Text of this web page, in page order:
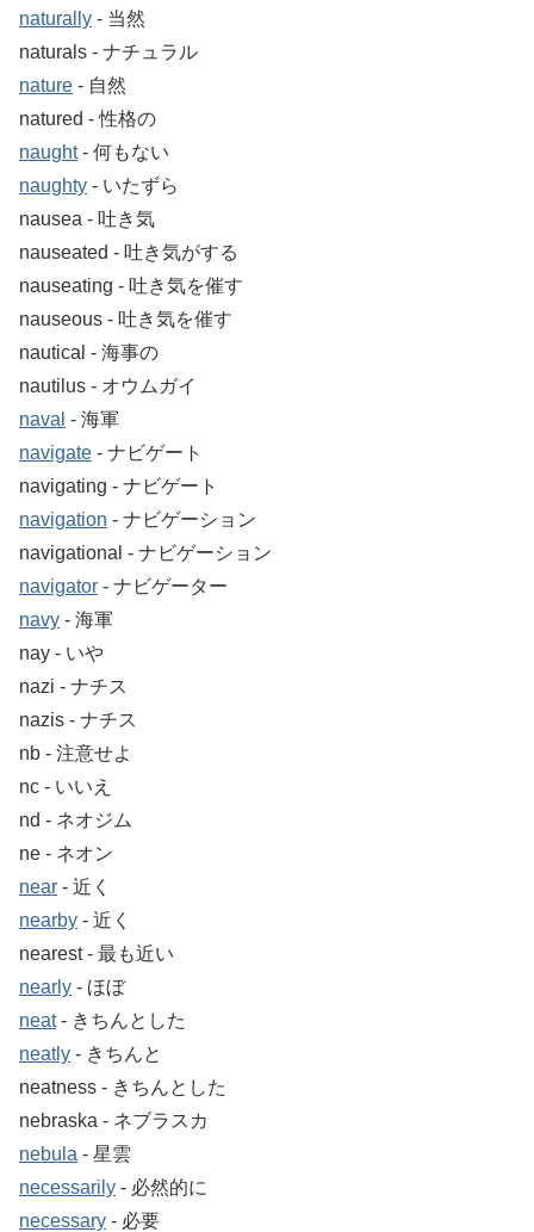
naturally ‐ 当然
naturals ‐ ナチュラル
nature ‐ 自然
natured ‐ 性格の
naught‐ 何もない
naughty ‐ いたずら
nausea ‐ 吐き気
nauseated ‐ 吐き気がする
nauseating ‐ 吐き気を催す
nauseous ‐ 吐き気を催す
nautical ‐ 海事の
nautilus ‐ オウムガイ
naval ‐ 海軍
navigate ‐ ナビゲート
navigating ‐ ナビゲート
navigation ‐ ナビゲーション
navigational ‐ ナビゲーション
navigator ‐ ナビゲーター
navy ‐ 海軍
nay ‐ いや
nazi ‐ ナチス
nazis ‐ ナチス
nb ‐ 注意せよ
nc ‐ いいえ
nd ‐ ネオジム
ne ‐ ネオン
near ‐ 近く
nearby ‐ 近く
nearest ‐ 最も近い
nearly ‐ ほぼ
neat‐ きちんとした
neatly ‐ きちんと
neatness ‐ きちんとした
nebraska ‐ ネブラスカ
nebula ‐ 星雲
necessarily ‐ 必然的に
necessary ‐ 必要